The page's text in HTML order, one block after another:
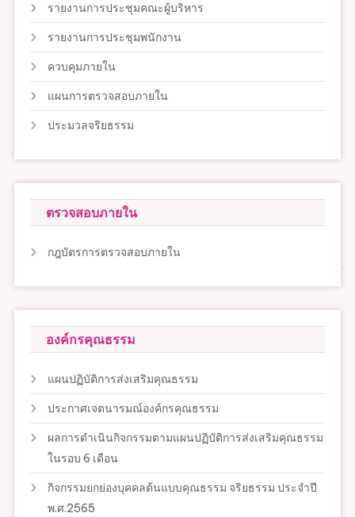
รายงานการประชุมคณะผู้บริหาร
รายงานการประชุมพนักงาน
ควบคุมภายใน
แผนการตรวจสอบภายใน
ประมวลจริยธรรม
ตรวจสอบภายใน
กฎบัตรการตรวจสอบภายใน
องค์กรคุณธรรม
แผนปฏิบัติการส่งเสริมคุณธรรม
ประกาศเจตนารมณ์องค์กรคุณธรรม
ผลการดำเนินกิจกรรมตามแผนปฏิบัติการส่งเสริมคุณธรรม
ในรอบ 6 เดือน
กิจกรรมยกย่องบุคคลต้นแบบคุณธรรม จริยธรรม ประจำปี
พ.ศ.2565